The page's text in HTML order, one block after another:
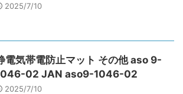
2025/7/10
電気帯電防止マット その他 aso 9-
02 JAN aso9-1046-02
2025/7/10